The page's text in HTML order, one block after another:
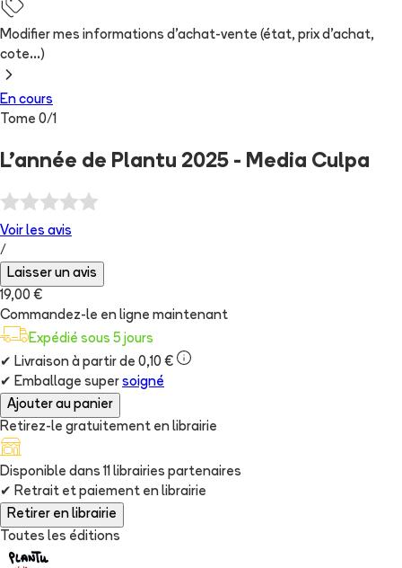
Modifier mes informations d'achat-vente (état, prix d'achat,
cote...)
En cours
Tome 0/1
L'année de Plantu 2025 - Media Culpa
Voir les avis
/
Laisser un avis
19,00 €
Commandez-le en ligne maintenant
Expédié sous 5 jours
✔ Livraison à partir de 0,10 €
✔ Emballage super soigné
Ajouter au panier
Retirez-le gratuitement en librairie
Disponible dans 11 librairies partenaires
✔ Retrait et paiement en librairie
Retirer en librairie
Toutes les éditions